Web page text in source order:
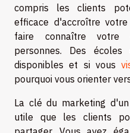
compris les clients
efficace d'accroître
faire connaître votre
personnes. Des
disponibles et si vous
pourquoi vous orienter
La clé du marketing
utile que les clients